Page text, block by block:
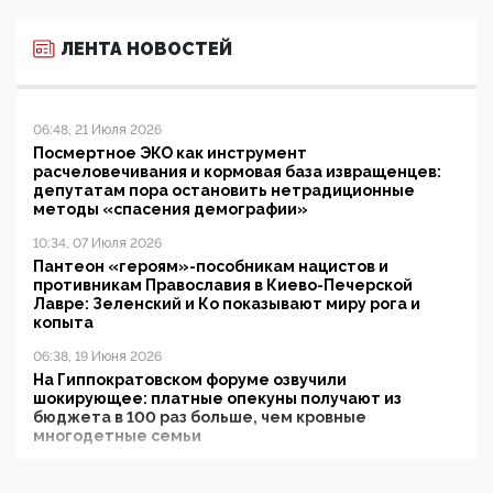
ЛЕНТА НОВОСТЕЙ
06:48, 21 Июля 2026
Посмертное ЭКО как инструмент
расчеловечивания и кормовая база извращенцев:
депутатам пора остановить нетрадиционные
методы «спасения демографии»
10:34, 07 Июля 2026
Пантеон «героям»-пособникам нацистов и
противникам Православия в Киево-Печерской
Лавре: Зеленский и Ко показывают миру рога и
копыта
06:38, 19 Июня 2026
На Гиппократовском форуме озвучили
шокирующее: платные опекуны получают из
бюджета в 100 раз больше, чем кровные
многодетные семьи